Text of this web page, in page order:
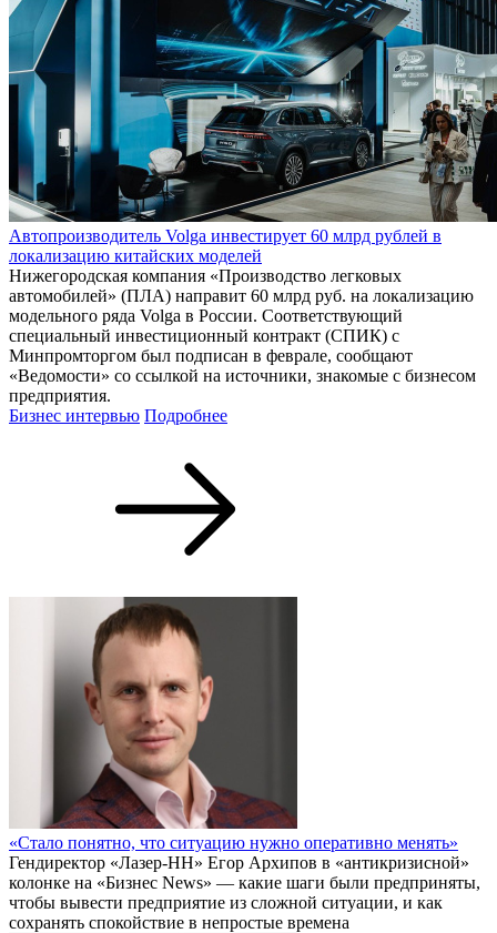
Автопроизводитель Volga инвестирует 60 млрд рублей в
локализацию китайских моделей
Нижегородская компания «Производство легковых
автомобилей» (ПЛА) направит 60 млрд руб. на локализацию
модельного ряда Volga в России. Соответствующий
специальный инвестиционный контракт (СПИК) с
Минпромторгом был подписан в феврале, сообщают
«Ведомости» со ссылкой на источники, знакомые с бизнесом
предприятия.
Бизнес интервью Подробнее
«Стало понятно, что ситуацию нужно оперативно менять»
Гендиректор «Лазер-НН» Егор Архипов в «антикризисной»
колонке на «Бизнес News» — какие шаги были предприняты,
чтобы вывести предприятие из сложной ситуации, и как
сохранять спокойствие в непростые времена